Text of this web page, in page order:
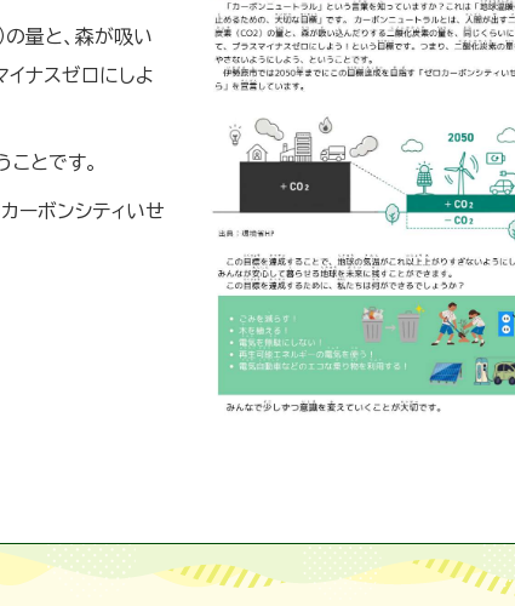
の量と、森が吸い
イナスゼロにしよ
ことです。
ーボンシティいせ